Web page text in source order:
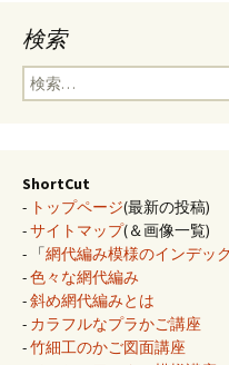
検索
検
索:
ShortCut
- トップページ(最新の投稿)
-サイトマップ(＆画像一覧)
- 「網代編み模様のインデッ
-色々な網代編み
-斜め網代編みとは
- カラフルなプラかご講座
-竹細工のかご図面講座